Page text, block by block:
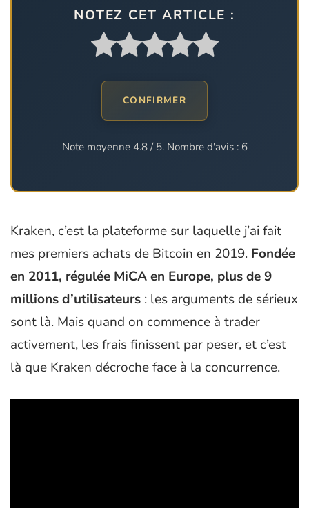
NOTEZ CET ARTICLE :
CONFIRMER
Note moyenne 4.8/ 5. Nombre d'avis : 6
Kraken, c’est la plateforme sur laquelle j’ai fait
mes premiers achats de Bitcoin en 2019. Fondée
en 2011, régulée MiCA en Europe, plus de 9
millions d’utilisateurs : les arguments de sérieux
sont là. Mais quand on commence à trader
activement, les frais finissent par peser, et c’est
là que Kraken décroche face à la concurrence.